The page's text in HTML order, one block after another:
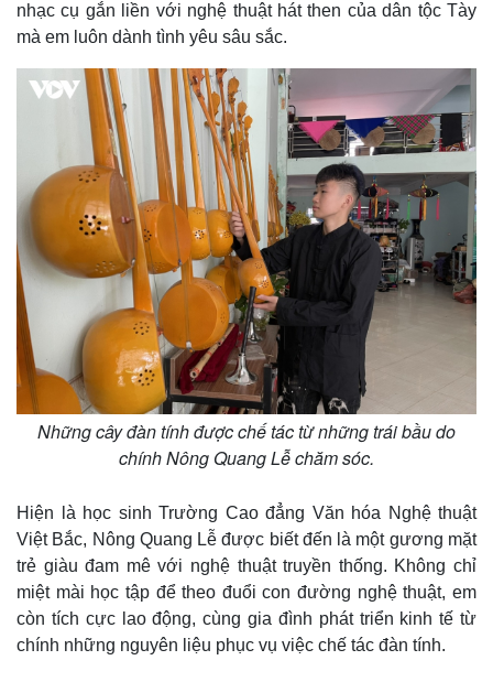
e
nhạc cụ gắn liền với nghệ thuật hát then của dân tộc Tày
mà em luôn dành tình yêu sâu sắc.
Những cây đàn tính được chế tác từ những trái bầu do
chính Nông Quang Lễ chăm sóc.
Hiện là học sinh Trường Cao đẳng Văn hóa Nghệ thuật
Việt Bắc, Nông Quang Lễ được biết đến là một gương mặt
trẻ giàu đam mê với nghệ thuật truyền thống. Không chỉ
miệt mài học tập để theo đuổi con đường nghệ thuật, em
còn tích cực lao động, cùng gia đình phát triển kinh tế từ
chính những nguyên liệu phục vụ việc chế tác đàn tính.